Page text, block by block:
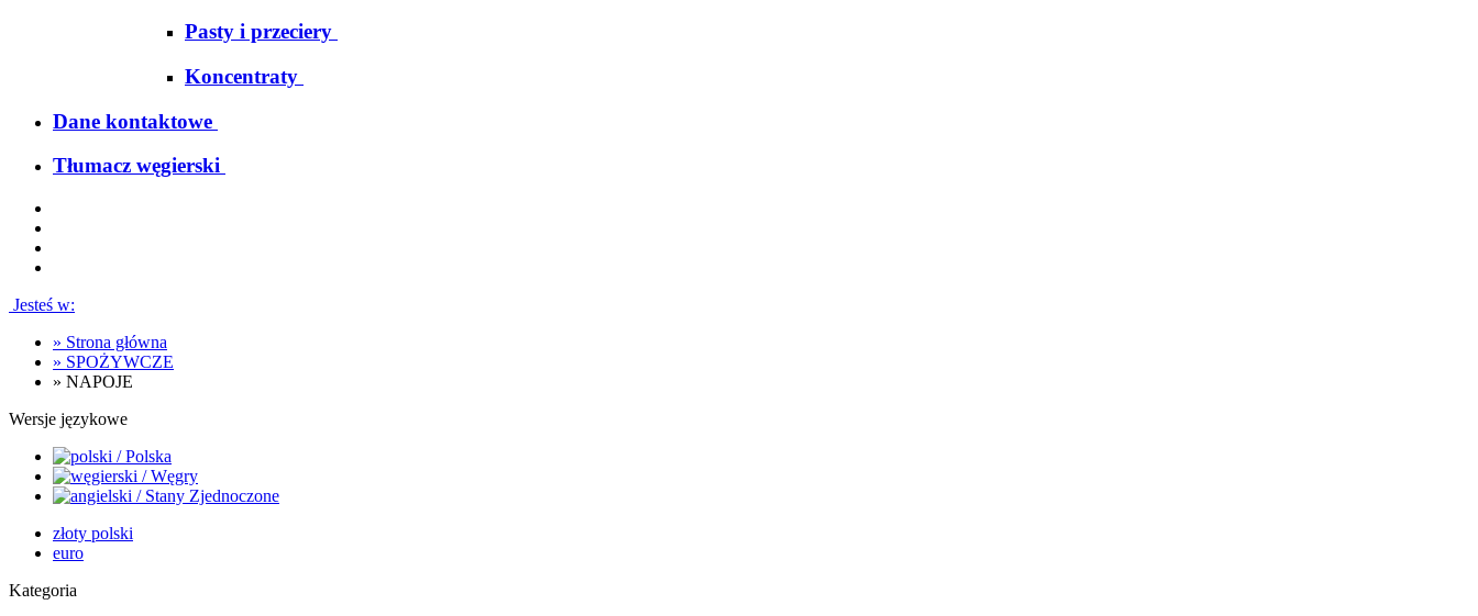
Pasty i przeciery
Koncentraty
Dane kontaktowe
Tłumacz węgierski
Jesteś w:
» Strona główna
» SPOŻYWCZE
» NAPOJE
Wersje językowe
złoty polski
euro
Kategoria